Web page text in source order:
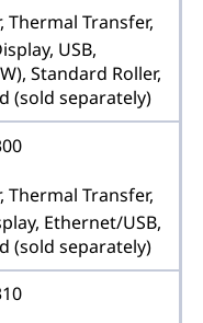
Transfer,
USB,
Standard Roller,
(sold separately)
Transfer,
Ethernet/USB,
(sold separately)